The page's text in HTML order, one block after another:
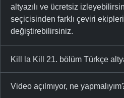
altyazılı ve ücretsiz
seçicisinden farklı çeviri
değiştirebilirsiniz.
Kill la Kill 21. bölüm Türkçe
Video açılmıyor, ne